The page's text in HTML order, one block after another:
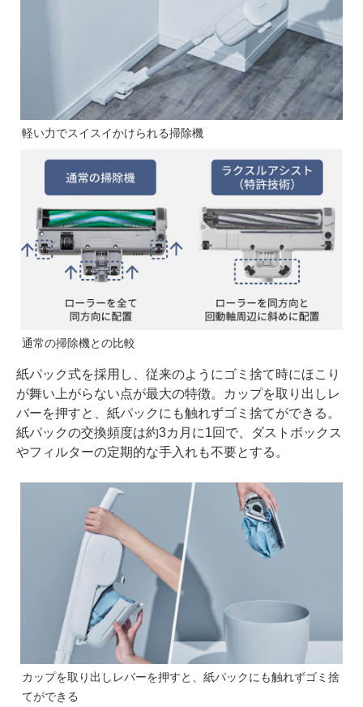
軽い力でスイスイかけられる掃除機
通常の掃除機との比較
紙パック式を採用し、従来のようにゴミ捨て時にほこり
が舞い上がらない点が最大の特徴。カップを取り出しレ
バーを押すと、紙パックにも触れずゴミ捨てができる。
紙パックの交換頻度は約3カ月に1回で、ダストボックス
やフィルターの定期的な手入れも不要とする。
カップを取り出しレバーを押すと、紙パックにも触れずゴミ捨
てができる